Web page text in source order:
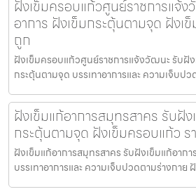
ฝังเข็มครอบแก้วศูนย์ราชการแจ้
อาการ ฝังเข็มกระตุ้นตามจุด ฝังเ
ถูก
ฝังเข็มครอบแก้วศูนย์ราชการแจ้งวัฒนะ รับฝัง
กระตุ้นตามจุด บรรเทาอาการและ ความเจ็บป
ฝังเข็มแก้อาการสมุทรสาคร รับฝัง
กระตุ้นตามจุด ฝังเข็มครอบแก้ว ร
ฝังเข็มแก้อาการสมุทรสาคร รับฝังเข็มแก้อาก
บรรเทาอาการและ ความเจ็บปวดตามร่างกาย